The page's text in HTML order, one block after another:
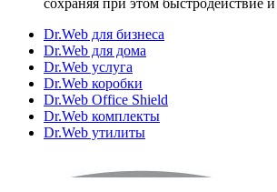
сохраняя при этом быстродействие
Dr.Web для бизнеса
Dr.Web для дома
Dr.Web услуга
Dr.Web коробки
Dr.Web Office Shield
Dr.Web комплекты
Dr.Web утилиты